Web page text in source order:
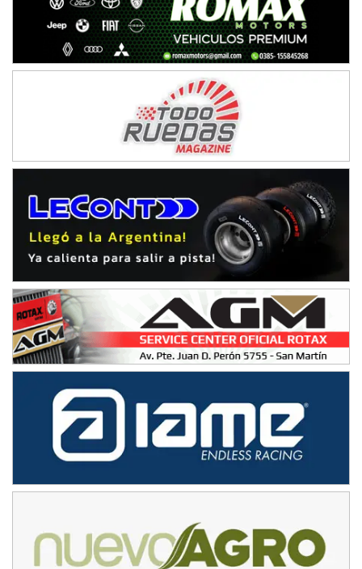
NORESTE SANTAFESINO - F6
Ciudad de Avellaneda (Asfalto)
Avellaneda (Santa Fe)
Juan Navarro (Asfalto)